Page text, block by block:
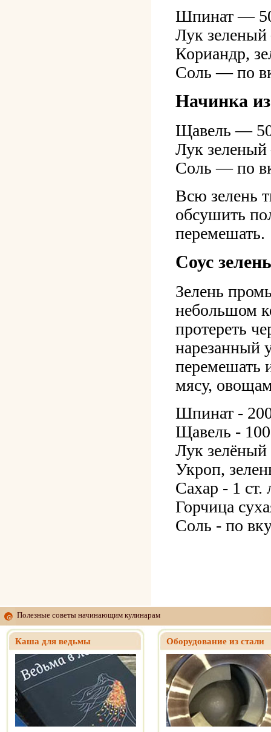
Шпинат —
Лук
Кориандр,
Соль — по
Начинка
Щавель —
Лук
Соль — по
Всю зелень
обсушить
перемешать.
Соус
Зелень
небольшом
протереть
нарезанный
перемешать
мясу,
Шпинат -
Щавель -
Лук зелёный
Укроп,
Сахар - 1 ст.
Горчица
Соль - по
Полезные советы начинающим кулинарам
Каша для ведьмы Оборудование из стали